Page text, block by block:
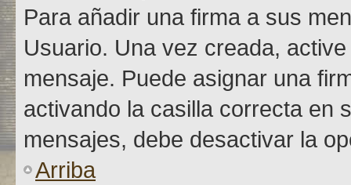
Para añadir una firma a sus
Usuario. Una vez creada,
mensaje. Puede asignar una
activando la casilla correcta en
mensajes, debe desactivar la
Arriba